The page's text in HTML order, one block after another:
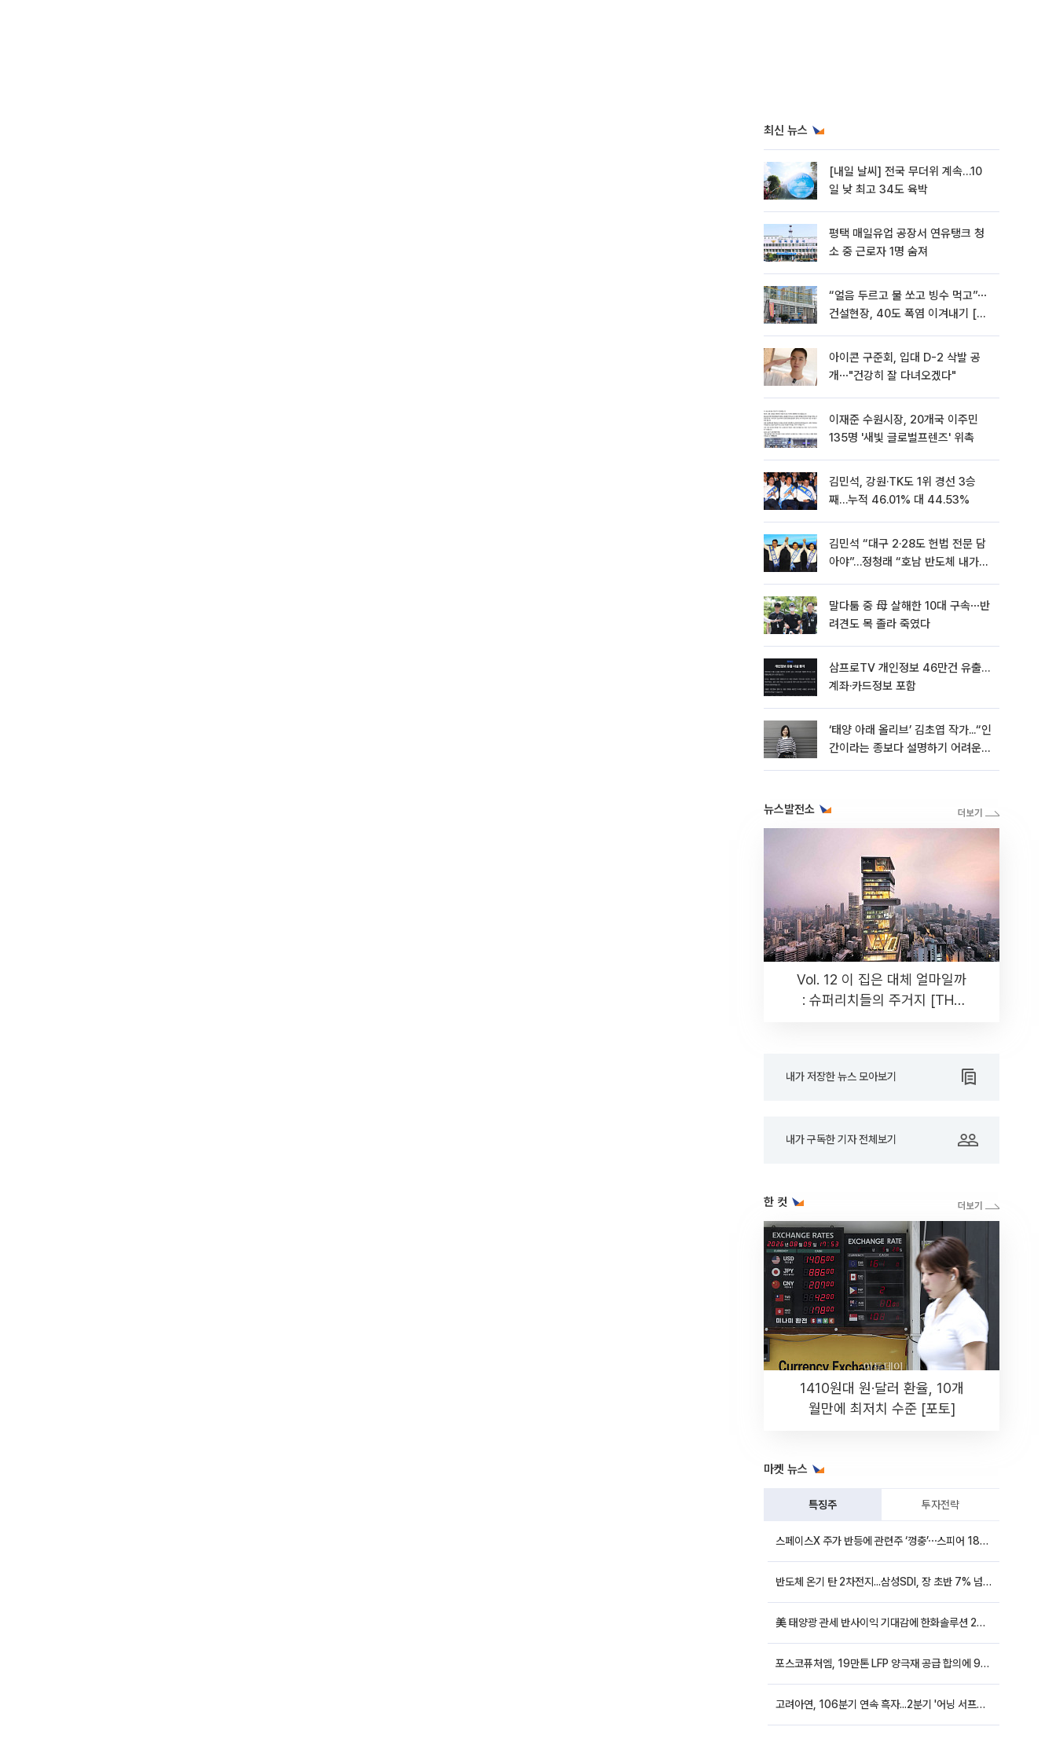
최신 뉴스
[내일 날씨] 전국 무더위 계속…10
일 낮 최고 34도 육박
평택 매일유업 공장서 연유탱크 청
소 중 근로자 1명 숨져
“얼음 두르고 물 쏘고 빙수 먹고”⋯
건설현장, 40도 폭염 이겨내기 [르
아이콘 구준회, 입대 D-2 삭발 공
개⋯"건강히 잘 다녀오겠다"
이재준 수원시장, 20개국 이주민
135명 '새빛 글로벌프렌즈' 위촉
김민석, 강원·TK도 1위 경선 3승
째…누적 46.01% 대 44.53%
김민석 “대구 2·28도 헌법 전문 담
아야”…정청래 “호남 반도체 내가
말다툼 중 母 살해한 10대 구속⋯반
려견도 목 졸라 죽였다
삼프로TV 개인정보 46만건 유출…
계좌·카드정보 포함
‘태양 아래 올리브’ 김초엽 작가...“인
간이라는 종보다 설명하기 어려운
뉴스발전소
Vol. 12 이 집은 대체 얼마일까
: 슈퍼리치들의 주거지 [THE
내가 저장한 뉴스 모아보기
내가 구독한 기자 전체보기
한 컷
1410원대 원·달러 환율, 10개
월만에 최저치 수준 [포토]
마켓 뉴스
특징주 투자전략
스페이스X 주가 반등에 관련주 ‘껑충’⋯스피어 18%ㆍ에이치브이엠 12%↑
반도체 온기 탄 2차전지...삼성SDI, 장 초반 7% 넘게 껑충
美 태양광 관세 반사이익 기대감에 한화솔루션 20%대·OCI홀딩스 14%대 급등
포스코퓨처엠, 19만톤 LFP 양극재 공급 합의에 9%대 강세
고려아연, 106분기 연속 흑자...2분기 '어닝 서프라이즈'에 장 초반 12%대 강세